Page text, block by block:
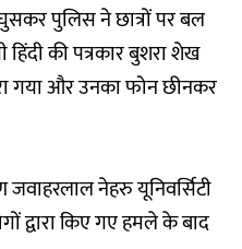
पुलिस ने छात्रों पर बल
हिंदी की पत्रकार बुशरा शेख
गया और उनका फोन छीनकर
नेहरु यूनिवर्सिटी
द्वारा किए गए हमले के बाद